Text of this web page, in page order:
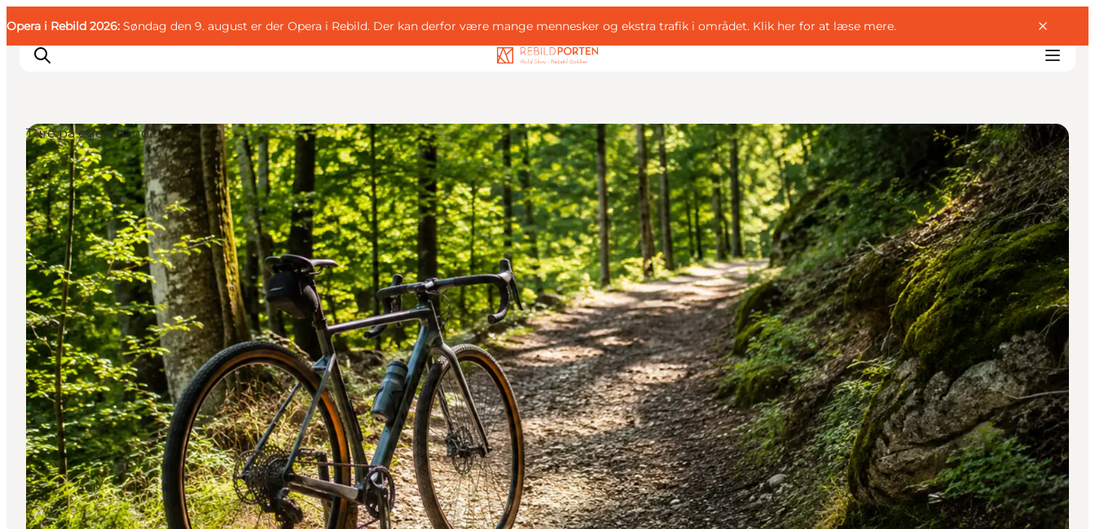
Opera i Rebild 2026: Søndag den 9. august er der Opera i Rebild. Der kan derfor være mange mennesker og ekstra trafik i området. Klik her for at læse mere.
Familien
Parret
Livsnyderen
Motionisten
DET SKER
KORT OG FOLDERE
PLANLÆG DIN TUR
GæstDeutsch
Ture på egen hånd